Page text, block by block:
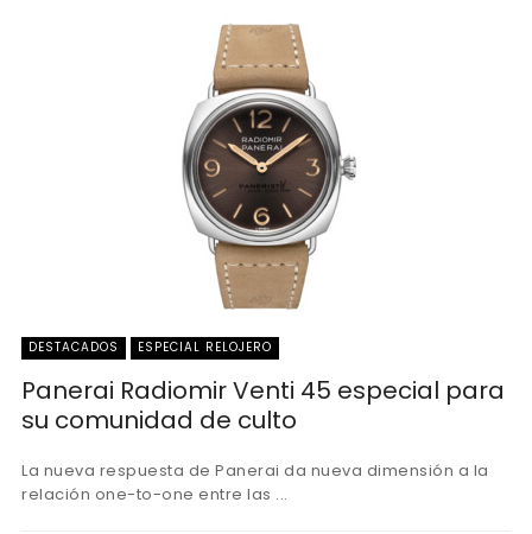
DESTACADOS ESPECIAL RELOJERO
Panerai Radiomir Venti 45 especial para
su comunidad de culto
La nueva respuesta de Panerai da nueva dimensión a la
relación one-to-one entre las ...